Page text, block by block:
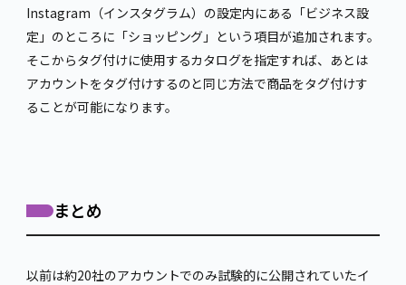
Instagram（インスタグラム）の設定内にある「ビジネス設
定」のところに「ショッピング」という項目が追加されます。
そこからタグ付けに使用するカタログを指定すれば、あとは
アカウントをタグ付けするのと同じ方法で商品をタグ付けす
ることが可能になります。
まとめ
以前は約20社のアカウントでのみ試験的に公開されていたイ